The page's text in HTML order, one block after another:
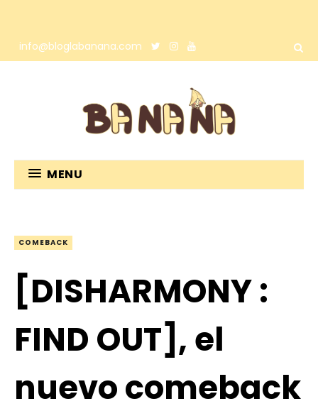
info@bloglabanana.com
MENU
COMEBACK
[DISHARMONY :
FIND OUT], el
nuevo comeback